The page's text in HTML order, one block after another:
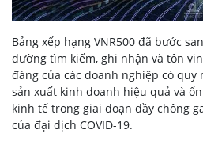
Bảng xếp hạng VNR500 đã bước
đường tìm kiếm, ghi nhận và tôn
đáng của các doanh nghiệp có
sản xuất kinh doanh hiệu quả và
kinh tế trong giai đoạn đầy chông
của đại dịch COVID-19.